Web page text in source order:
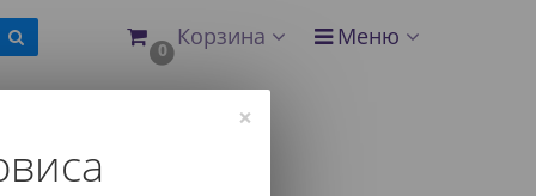
0 Корзина Меню
×